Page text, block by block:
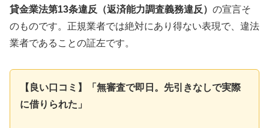
貸金業法第13条違反（返済能力調査義務違反） の宣言そ
のものです。正規業者では絶対にあり得ない表現で、違法
業者であることの証左です。
【良い口コミ】「無審査で即日。先引きなしで実際
に借りられた」